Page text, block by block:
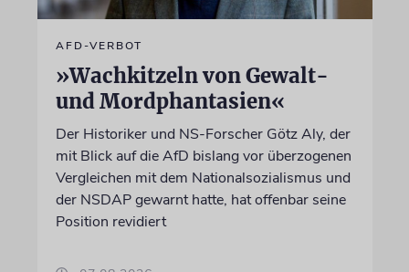
AFD-VERBOT
»Wachkitzeln von Gewalt-
und Mordphantasien«
Der Historiker und NS-Forscher Götz Aly, der
mit Blick auf die AfD bislang vor überzogenen
Vergleichen mit dem Nationalsozialismus und
der NSDAP gewarnt hatte, hat offenbar seine
Position revidiert